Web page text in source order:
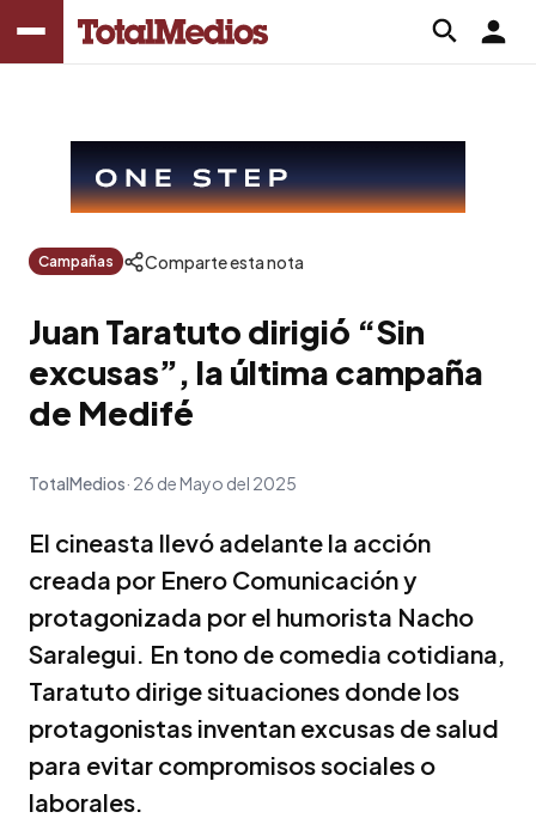
Campañas Comparte esta nota
Juan Taratuto dirigió “Sin
excusas”, la última campaña
de Medifé
TotalMedios 26 de Mayo del 2025
El cineasta llevó adelante la acción
creada por Enero Comunicación y
protagonizada por el humorista Nacho
Saralegui. En tono de comedia cotidiana,
Taratuto dirige situaciones donde los
protagonistas inventan excusas de salud
para evitar compromisos sociales o
laborales.